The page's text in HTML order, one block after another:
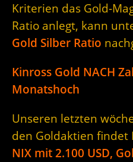
Kriterien das Gold-
Ratio anlegt, kann
Gold Silber Ratio
Kinross Gold NACH
Monatshoch
Unseren letzten
den Goldaktien findet
NIX mit 2.100 USD,